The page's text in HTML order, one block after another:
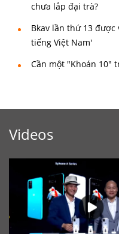
chưa lắp đại trà?
Bkav lần thứ 13
tiếng Việt Nam'
Cần một "Khoán 10"
Videos